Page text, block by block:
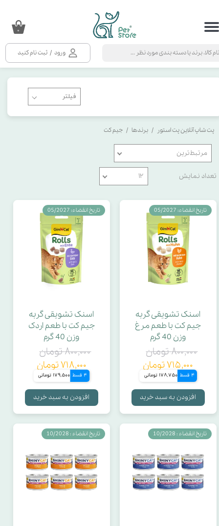
ورود / ثبت نام کنید
حساب کاربری من
سفارشات
۰
پت شاپ آنلاین پت استور برندها جیم کت
مرتبط‌ترین
تعداد نمایش ۱۲
اسنک تشویقی گربه
جیم کت با طعم مرغ
وزن 40 گرم
۸۰۰,۰۰۰ تومان
۷۱۵,۰۰۰ تومان
4 قسط 178,750 تومانی
افزودن به سبد خرید
تاریخ انقضاء: 05/2027
اسنک تشویقی گربه
جیم کت با طعم اردک
وزن 40 گرم
۸۰۰,۰۰۰ تومان
۷۱۸,۰۰۰ تومان
4 قسط 179,500 تومانی
افزودن به سبد خرید
تاریخ انقضاء: 05/2027
تاریخ انقضاء : 10/2028 تاریخ انقضاء : 10/2028